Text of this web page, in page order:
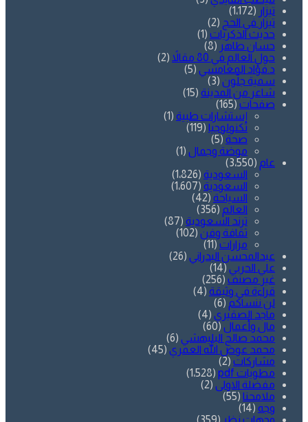
تيزار (1٬172)
تيزار في الحج (2)
حديث الذكريات (1)
حسان طاهر (8)
حول العالم في 80 مقالاً
(2)
د.فؤاد المغامسي (5)
سمية جلّون (3)
شاعر من المدينة (15)
صفحات (165)
إستشارات طبية (1)
تكنولوجيا (119)
صحة (5)
موضة وجمال (1)
عام (3٬550)
السعودية (1٬826)
السعودية (1٬607)
السياحة (42)
العالم (356)
ترند السعودية (87)
ثقافة وفن (102)
مزارات (11)
عبدالمحسن البدراني (26)
علي الحربي (14)
غير مصنف (256)
قراءة في وثيقة (4)
لن ننساكم (6)
ماجد الصقيري (4)
مال وأعمال (60)
محمد صالح البليهشي (6)
محمد عوض الله العمري (45)
مشاركات (2)
مطويات pdf
(1٬528)
مفضلة الاولى (2)
ملامحنا (55)
وجه (14)